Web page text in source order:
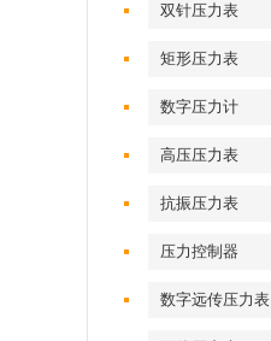
双针压力表
矩形压力表
数字压力计
高压压力表
抗振压力表
压力控制器
数字远传压力表